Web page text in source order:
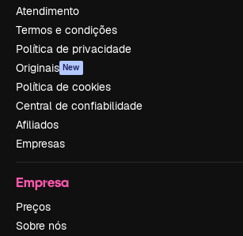
Atendimento
Termos e condições
Política de privacidade
Originais New
Política de cookies
Central de confiabilidade
Afiliados
Empresas
Empresa
Preços
Sobre nós